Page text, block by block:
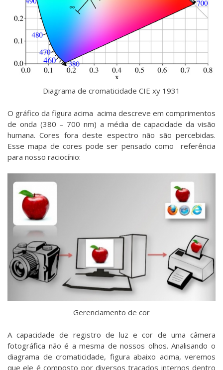
Diagrama de cromaticidade CIE xy 1931
O gráfico da figura acima acima descreve em comprimentos
de onda (380 – 700 nm) a média de capacidade da visão
humana. Cores fora deste espectro não são percebidas.
Esse mapa de cores pode ser pensado como referência
para nosso raciocínio:
Gerenciamento de cor
A capacidade de registro de luz e cor de uma câmera
fotográfica não é a mesma de nossos olhos. Analisando o
diagrama de cromaticidade, figura abaixo acima, veremos
que ele é composto por diversos traçados internos dentro